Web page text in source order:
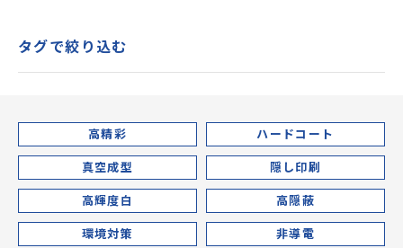
タグで絞り込む
高精彩
ハードコート
真空成型
隠し印刷
高輝度白
高隠蔽
環境対策
非導電